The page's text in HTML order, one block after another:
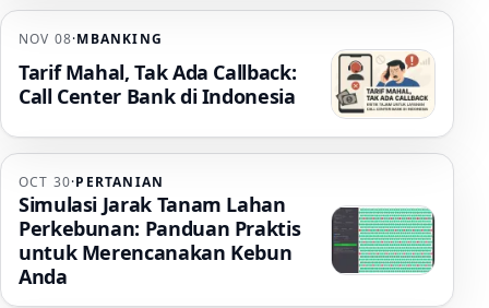
NOV 08·MBANKING
Tarif Mahal, Tak Ada Callback:
Call Center Bank di Indonesia
OCT 30·PERTANIAN
Simulasi Jarak Tanam Lahan
Perkebunan: Panduan Praktis
untuk Merencanakan Kebun
Anda